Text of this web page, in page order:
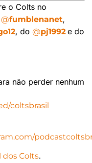
o Colts no
@fumblenanet,
, do @pj1992 e do
não perder nenhum
coltsbrasil
dos Colts.